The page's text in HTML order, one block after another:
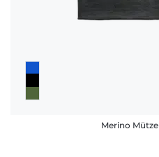
Merino Mütze